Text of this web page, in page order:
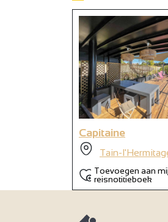
9
Capitaine
Tain-
Toevoegen aan
reisnotitieboek